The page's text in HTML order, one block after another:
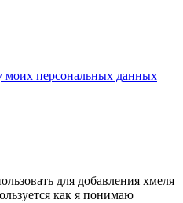
моих персональных данных
для добавления хмеля
как я понимаю